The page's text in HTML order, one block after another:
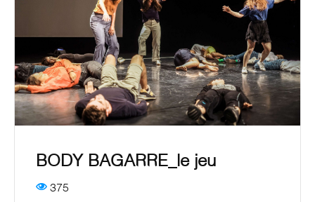
BODY BAGARRE_le jeu
375